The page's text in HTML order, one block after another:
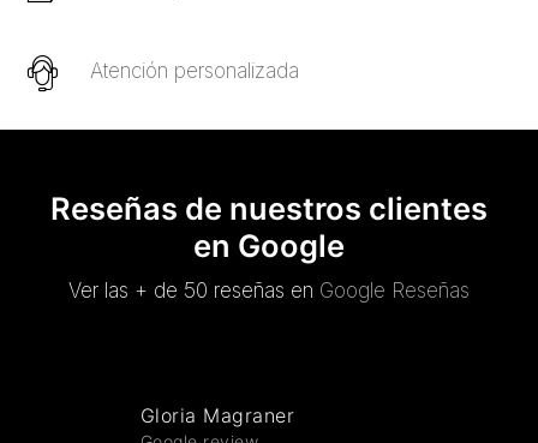
Atención personalizada
Reseñas de nuestros clientes
en Google
Ver las + de 50 reseñas en Google Reseñas
Gloria Magraner